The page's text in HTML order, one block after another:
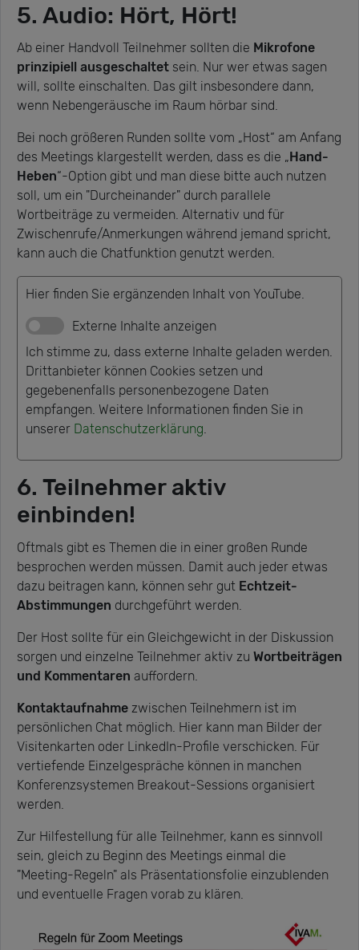
5. Audio: Hört, Hört!
Ab einer Handvoll Teilnehmer sollten die Mikrofone
prinzipiell ausgeschaltet sein. Nur wer etwas sagen
will, sollte einschalten. Das gilt insbesondere dann,
wenn Nebengeräusche im Raum hörbar sind.
Bei noch größeren Runden sollte vom „Host“ am Anfang
des Meetings klargestellt werden, dass es die „ Hand-
Heben“-Option gibt und man diese bitte auch nutzen
soll, um ein "Durcheinander" durch parallele
Wortbeiträge zu vermeiden. Alternativ und für
Zwischenrufe/Anmerkungen während jemand spricht,
kann auch die Chatfunktion genutzt werden.
Hier finden Sie ergänzenden Inhalt von YouTube.
Externe Inhalte anzeigen
Ich stimme zu, dass externe Inhalte geladen werden.
Drittanbieter können Cookies setzen und
gegebenenfalls personenbezogene Daten
empfangen. Weitere Informationen finden Sie in
unserer Datenschutzerklärung.
6. Teilnehmer aktiv
einbinden!
Oftmals gibt es Themen die in einer großen Runde
besprochen werden müssen. Damit auch jeder etwas
dazu beitragen kann, können sehr gut Echtzeit-
Abstimmungen durchgeführt werden.
Der Host sollte für ein Gleichgewicht in der Diskussion
sorgen und einzelne Teilnehmer aktiv zu Wortbeiträgen
und Kommentaren auffordern.
Kontaktaufnahme zwischen Teilnehmern ist im
persönlichen Chat möglich. Hier kann man Bilder der
Visitenkarten oder LinkedIn-Profile verschicken. Für
vertiefende Einzelgespräche können in manchen
Konferenzsystemen Breakout-Sessions organisiert
werden.
Zur Hilfestellung für alle Teilnehmer, kann es sinnvoll
sein, gleich zu Beginn des Meetings einmal die
"Meeting-Regeln" als Präsentationsfolie einzublenden
und eventuelle Fragen vorab zu klären.